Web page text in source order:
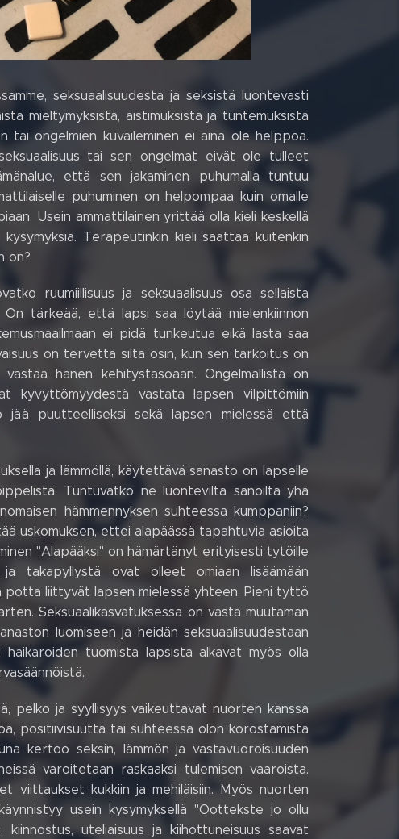
seksuaalisuudesta ja seksistä luontevasti
mieltymyksistä, aistimuksista ja tuntemuksista
tai ongelmien kuvaileminen ei aina ole helppoa.
tai sen ongelmat eivät ole tulleet
että sen jakaminen puhumalla tuntuu
puhuminen on helpompaa kuin omalle
Usein ammattilainen yrittää olla kieli keskellä
Terapeutinkin kieli saattaa kuitenkin
on?
ruumiillisuus ja seksuaalisuus osa sellaista
tärkeää, että lapsi saa löytää mielenkiinnon
ei pidä tunkeutua eikä lasta saa
on tervettä siltä osin, kun sen tarkoitus on
hänen kehitystasoaan. Ongelmallista on
kyvyttömyydestä vastata lapsen vilpittömiin
jää puutteelliseksi sekä lapsen mielessä että
ja lämmöllä, käytettävä sanasto on lapselle
Tuntuvatko ne luontevilta sanoilta yhä
hämmennyksen suhteessa kumppaniin?
uskomuksen, ettei alapäässä tapahtuvia asioita
"Alapääksi" on hämärtänyt erityisesti tytöille
takapyllystä ovat olleet omiaan lisäämään
potta liittyvät lapsen mielessä yhteen. Pieni tyttö
Seksuaalikasvatuksessa on vasta muutaman
luomiseen ja heidän seksuaalisuudestaan
tuomista lapsista alkavat myös olla
pelko ja syyllisyys vaikeuttavat nuorten kanssa
positiivisuutta tai suhteessa olon korostamista
kertoo seksin, lämmön ja vastavuoroisuuden
varoitetaan raskaaksi tulemisen vaaroista.
viittaukset kukkiin ja mehiläisiin. Myös nuorten
usein kysymyksellä "Oottekste jo ollu
kiinnostus, uteliaisuus ja kiihottuneisuus saavat